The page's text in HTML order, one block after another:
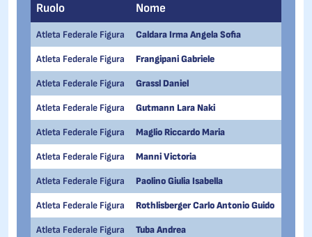
Ruolo Nome
Atleta Federale Figura Caldara Irma Angela Sofia
Atleta Federale Figura Frangipani Gabriele
Atleta Federale Figura Grassl Daniel
Atleta Federale Figura Gutmann Lara Naki
Atleta Federale Figura Maglio Riccardo Maria
Atleta Federale Figura Manni Victoria
Atleta Federale Figura Paolino Giulia Isabella
Atleta Federale Figura Rothlisberger Carlo Antonio Guido
Atleta Federale Figura Tuba Andrea